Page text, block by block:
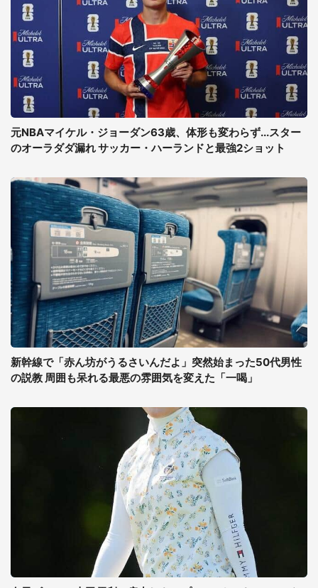
元NBAマイケル・ジョーダン63歳、体形も変わらず...スター
のオーラダダ漏れ サッカー・ハーランドと最強2ショット
新幹線で「赤ん坊がうるさいんだよ」突然始まった50代男性
の説教 周囲も呆れる最悪の雰囲気を変えた「一喝」